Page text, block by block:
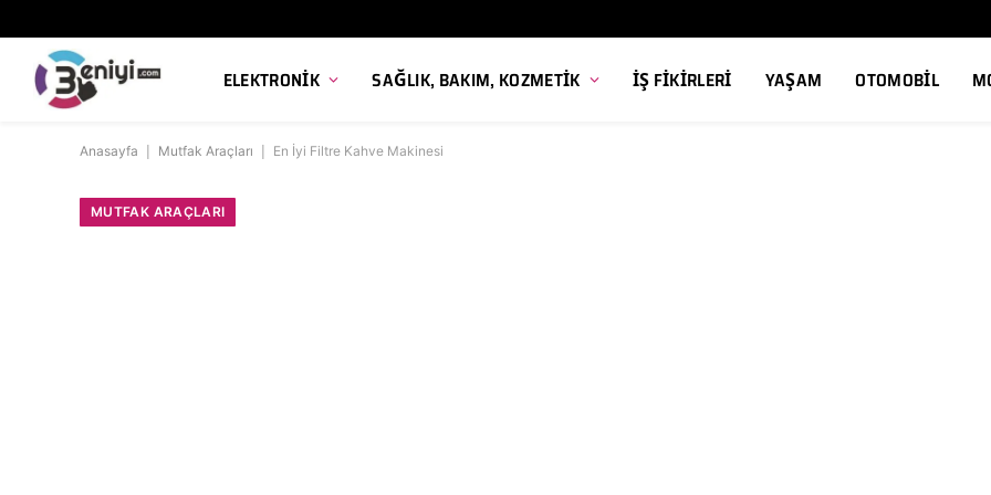
ELEKTRONIK SAĞLIK, BAKIM, KOZMETIK İŞ FIKIRLERI YAŞAM OTOMOBIL
Anasayfa Mutfak Araçları En İyi Filtre Kahve Makinesi
MUTFAK ARAÇLARI